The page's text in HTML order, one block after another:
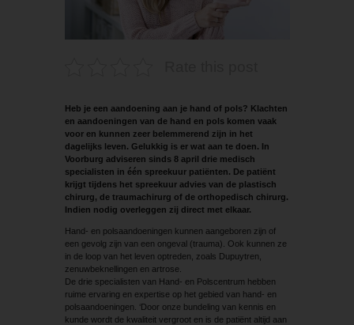
Heb je een aandoening aan je hand of pols? Klachten
en aandoeningen van de hand en pols komen vaak
voor en kunnen zeer belemmerend zijn in het
dagelijks leven. Gelukkig is er wat aan te doen. In
Voorburg adviseren sinds 8 april drie medisch
specialisten in één spreekuur patiënten. De patiënt
krijgt tijdens het spreekuur advies van de plastisch
chirurg, de traumachirurg of de orthopedisch chirurg.
Indien nodig overleggen zij direct met elkaar.
Hand- en polsaandoeningen kunnen aangeboren zijn of
een gevolg zijn van een ongeval (trauma). Ook kunnen ze
in de loop van het leven optreden, zoals Dupuytren,
zenuwbeknellingen en artrose.
De drie specialisten van Hand- en Polscentrum hebben
ruime ervaring en expertise op het gebied van hand- en
polsaandoeningen. ‘Door onze bundeling van kennis en
kunde wordt de kwaliteit vergroot en is de patiënt altijd aan